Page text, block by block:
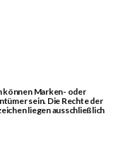
können Marken- oder
sein. Die Rechte der
liegen ausschließlich